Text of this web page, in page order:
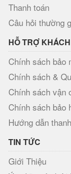
Thanh toán
Câu hỏi thường
HỖ TRỢ
Chính sách bảo
Chính sách &
Chính sách vận
Chính sách bảo
Hướng dẫn
TIN TỨC
Giới Thiệu